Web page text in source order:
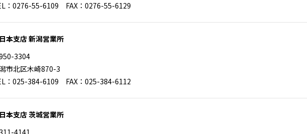
：0276-55-6109 FAX：0276-55-6129
本支店 新潟営業所
3304
市北区木崎870-3
：025-384-6109 FAX：025-384-6112
本支店 茨城営業所
4141